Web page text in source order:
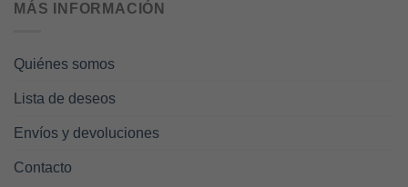
MÁS INFORMACIÓN
Quiénes somos
Lista de deseos
Envíos y devoluciones
Contacto